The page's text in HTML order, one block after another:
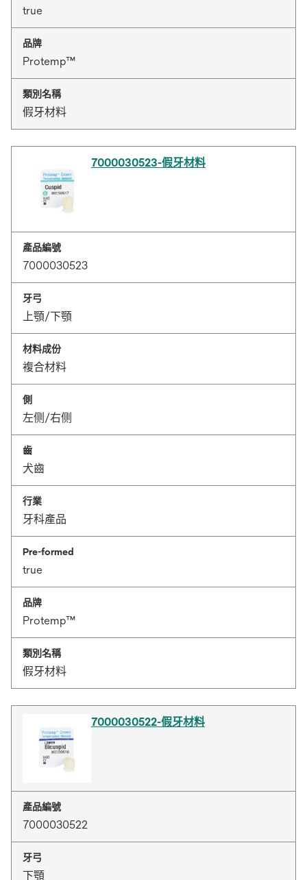
true
品牌
Protemp™
類別名稱
假牙材料
7000030523-假牙材料
產品編號
7000030523
牙弓
上顎/下顎
材料成份
複合材料
側
左侧/右侧
齒
犬齒
行業
牙科產品
Pre-formed
true
品牌
Protemp™
類別名稱
假牙材料
7000030522-假牙材料
產品編號
7000030522
牙弓
下顎